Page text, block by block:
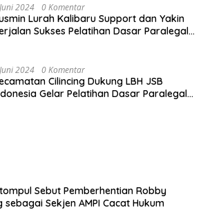
2024 0 Komentar
Lurah Kalibaru Support dan Yakin
Sukses Pelatihan Dasar Paralegal
2024 0 Komentar
Cilincing Dukung LBH JSB
Gelar Pelatihan Dasar Paralegal
Sebut Pemberhentian Robby
Sekjen AMPI Cacat Hukum